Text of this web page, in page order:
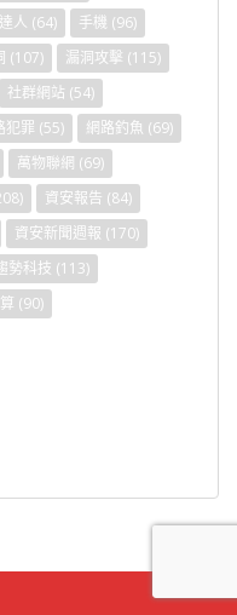
人 (64) 手機 (96)
(107) 漏洞攻擊 (115)
社群網站 (54)
犯罪 (55) 網路釣魚 (69)
萬物聯網 (69)
資安報告 (84)
資安新聞週報 (170)
勢科技 (113)
(90)